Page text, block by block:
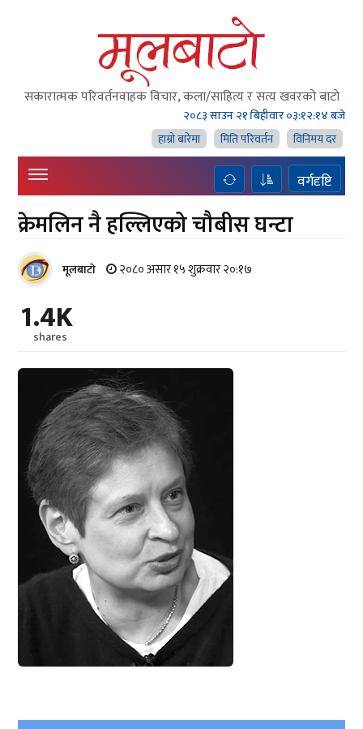
सकारात्मक परिवर्तनवाहक विचार, कला/साहित्य र सत्य खवरको बाटाे
२०८३ साउन २१ बिहीवार०३:१२:१६ बजे
हाम्राे बारेमा
मिति परिवर्तन विनिमय दर
वर्गदृष्टि
क्रेमलिन नै हल्लिएको चौबीस घन्टा
मूलबाटाे २०८० असार १५ शुक्रवार २०:१७
1.4K
shares